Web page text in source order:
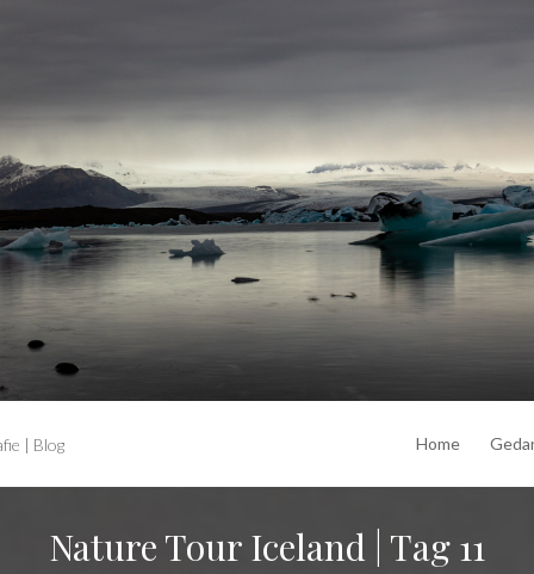
| Blog Home
Nature Tour Iceland | Tag 11